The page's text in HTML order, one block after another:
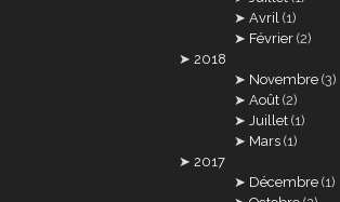
Avril (1)
Février (2)
2018
Novembre (3)
Août (2)
Juillet (1)
Mars (1)
2017
Décembre (1)